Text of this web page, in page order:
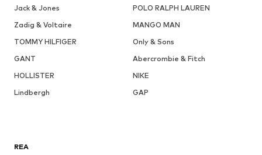
Jack & Jones
POLO RALPH LAUREN
Zadig & Voltaire
MANGO MAN
TOMMY HILFIGER
Only & Sons
GANT
Abercrombie & Fitch
HOLLISTER
NIKE
Lindbergh
GAP
REA